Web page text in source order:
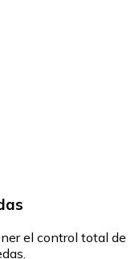
el control total de